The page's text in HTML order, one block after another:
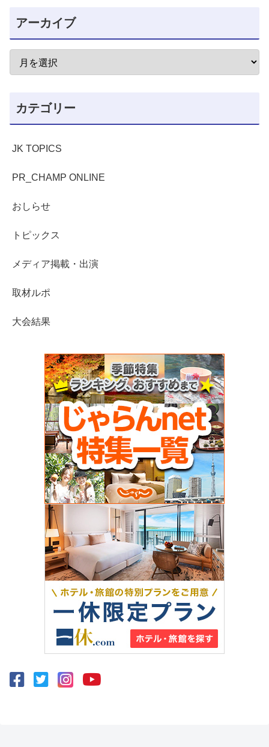
アーカイブ
カテゴリー
JK TOPICS
PR_CHAMP ONLINE
おしらせ
トピックス
メディア掲載・出演
取材ルポ
大会結果